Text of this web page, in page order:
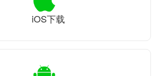
iOS下载